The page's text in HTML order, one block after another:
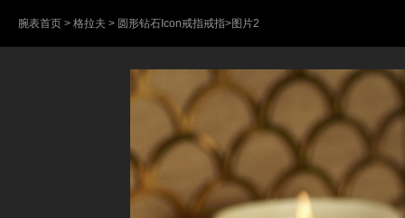
腕表首页 > 格拉夫 > 圆形钻石Icon戒指戒指>图片2